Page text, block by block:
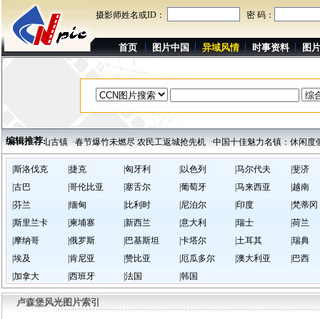
摄影师姓名或ID： 密 码：
首页 图片中国 异域风情 时事资料 图
编辑推荐:
镇之中山古镇 ·春节爆竹未燃尽 农民工返城抢先机 ·中国十佳魅力名镇：休闲度
|斯洛伐克 |捷克 |匈牙利 |以色列 |马尔代夫
|斐济
|古巴
|哥伦比亚 |塞舌尔 |葡萄牙 |马来西亚
|越南
|芬兰
|缅甸 |比利时 |尼泊尔 |印度
|梵蒂冈
|斯里兰卡
|柬埔寨 |新西兰 |意大利 |瑞士
|荷兰
|摩纳哥
|俄罗斯 |巴基斯坦 |卡塔尔 |土耳其
|瑞典
|埃及
|肯尼亚 |赞比亚 |厄瓜多尔 |澳大利亚
|巴西
|加拿大
|西班牙 |法国 |韩国
卢森堡风光图片索引